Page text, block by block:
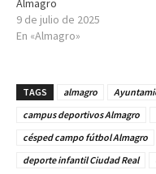
Almagro
9 de julio de 2025
En «Almagro»
TAGS almagro
campus deportivos Almagro
césped campo fútbol Almagro
deporte infantil Ciudad Real